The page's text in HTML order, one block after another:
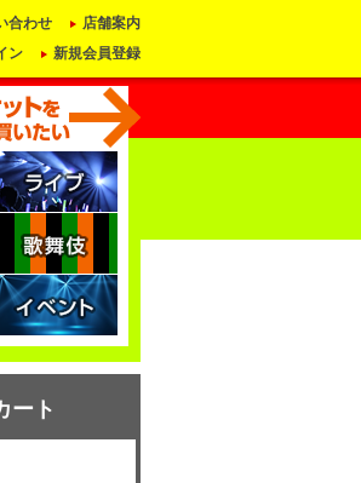
合わせ
店舗案内
ン
新規会員登録
ート